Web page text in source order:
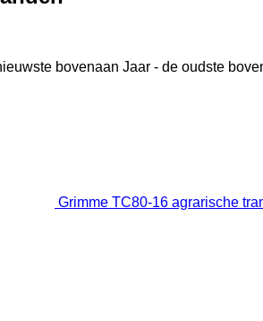
bovenaan Jaar - de oudste
Grimme TC80-16 agrarische